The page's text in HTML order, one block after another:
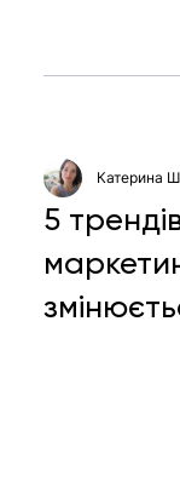
5
Катерина